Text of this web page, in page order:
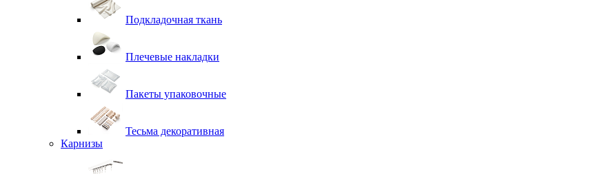
Подкладочная ткань
Плечевые накладки
Пакеты упаковочные
Тесьма декоративная
Карнизы